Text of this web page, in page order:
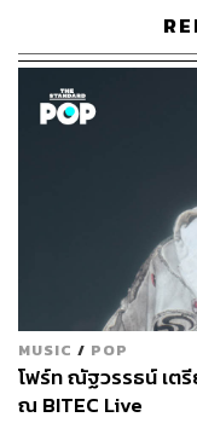
MUSIC / POP
โฟร์ท ณัฐวรรธน์ เต
ณ BITEC Live